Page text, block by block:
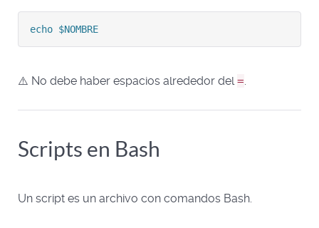
echo $NOMBRE
⚠️ No debe haber espacios alrededor del=.
Scripts en Bash
Un script es un archivo con comandos Bash.